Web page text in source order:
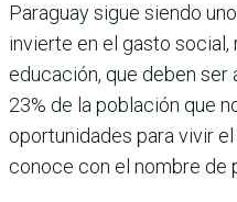
Paraguay sigue siendo
invierte en el gasto
educación, que deben ser
23% de la población que
oportunidades para vivir
conoce con el nombre de